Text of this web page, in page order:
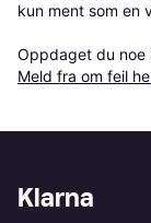
kun ment som en
Oppdaget du noe
Meld fra om feil
Klarna